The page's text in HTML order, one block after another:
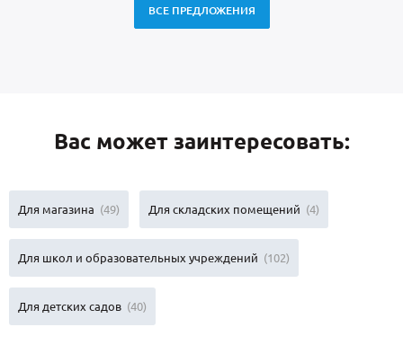
ВСЕ ПРЕДЛОЖЕНИЯ
Вас может заинтересовать:
Для магазина (49) Для складских помещений (4)
Для школ и образовательных учреждений (102)
Для детских садов (40)